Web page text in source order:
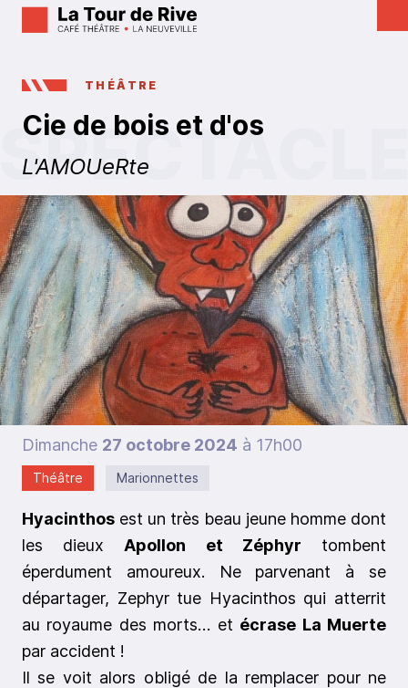
THÉÂTRE
Cie de bois et d'os
L'AMOUeRte
Dimanche 27 octobre 2024 à 17h00
Théâtre Marionnettes
Hyacinthos est un très beau jeune homme dont
les dieux Apollon et Zéphyr tombent
éperdument amoureux. Ne parvenant à se
départager, Zephyr tue Hyacinthos qui atterrit
au royaume des morts… et écrase La Muerte
par accident !
Il se voit alors obligé de la remplacer pour ne